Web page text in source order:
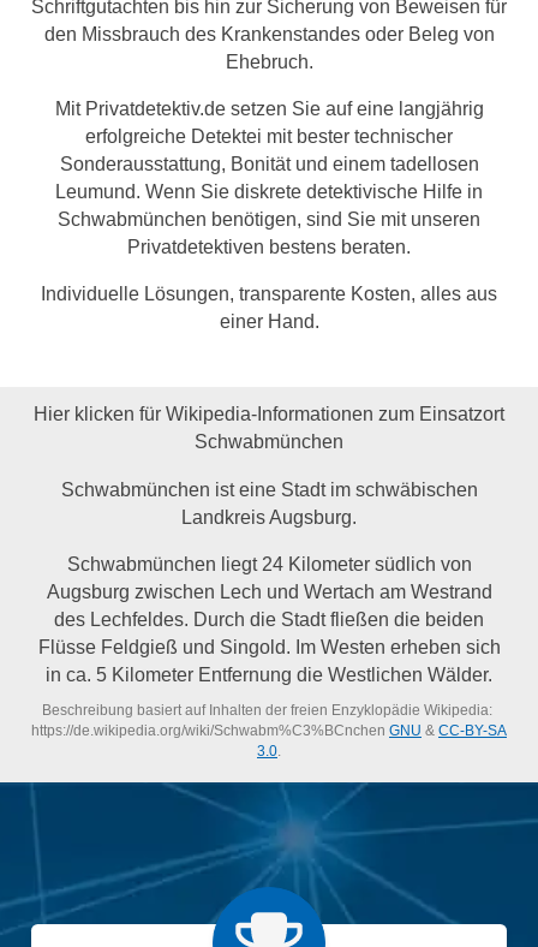
Schriftgutachten bis hin zur Sicherung von Beweisen für
den Missbrauch des Krankenstandes oder Beleg von
Ehebruch.
Mit Privatdetektiv.de setzen Sie auf eine langjährig
erfolgreiche Detektei mit bester technischer
Sonderausstattung, Bonität und einem tadellosen
Leumund. Wenn Sie diskrete detektivische Hilfe in
Schwabmünchen benötigen, sind Sie mit unseren
Privatdetektiven bestens beraten.
Individuelle Lösungen, transparente Kosten, alles aus
einer Hand.
Hier klicken für Wikipedia-Informationen zum Einsatzort
Schwabmünchen
Schwabmünchen ist eine Stadt im schwäbischen
Landkreis Augsburg.
Schwabmünchen liegt 24 Kilometer südlich von
Augsburg zwischen Lech und Wertach am Westrand
des Lechfeldes. Durch die Stadt fließen die beiden
Flüsse Feldgieß und Singold. Im Westen erheben sich
in ca. 5 Kilometer Entfernung die Westlichen Wälder.
Beschreibung basiert auf Inhalten der freien Enzyklopädie Wikipedia:
https://de.wikipedia.org/wiki/Schwabm%C3%BCnchen GNU & CC-BY-SA
3.0.